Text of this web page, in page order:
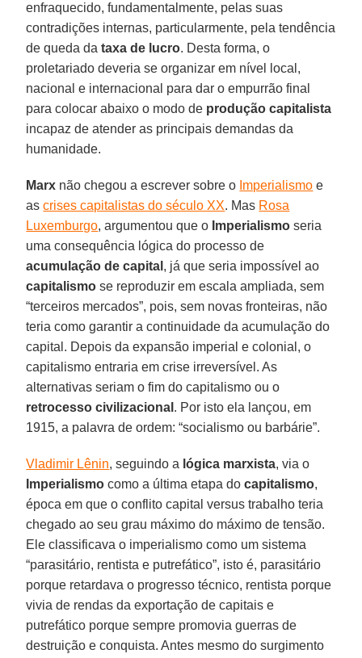
enfraquecido, fundamentalmente, pelas suas
contradições internas, particularmente, pela tendência
de queda dataxa de lucro. Desta forma, o
proletariado deveria se organizar em nível local,
nacional e internacional para dar o empurrão final
para colocar abaixo o modo de produção capitalista
incapaz de atender as principais demandas da
humanidade.
Marx não chegou a escrever sobre o Imperialismo e
ascrises capitalistas do século XX. Mas Rosa
Luxemburgo, argumentou que o Imperialismo seria
uma consequência lógica do processo de
acumulação de capital , já que seria impossível ao
capitalismo se reproduzir em escala ampliada, sem
“terceiros mercados”, pois, sem novas fronteiras, não
teria como garantir a continuidade da acumulação do
capital. Depois da expansão imperial e colonial, o
capitalismo entraria em crise irreversível. As
alternativas seriam o fim do capitalismo ou o
retrocesso civilizacional . Por isto ela lançou, em
1915, a palavra de ordem: “socialismo ou barbárie”.
Vladimir Lênin, seguindo a lógica marxista, via o
Imperialismo como a última etapa do capitalismo,
época em que o conflito capital versus trabalho teria
chegado ao seu grau máximo do máximo de tensão.
Ele classificava o imperialismo como um sistema
“parasitário, rentista e putrefático”, isto é, parasitário
porque retardava o progresso técnico, rentista porque
vivia de rendas da exportação de capitais e
putrefático porque sempre promovia guerras de
destruição e conquista. Antes mesmo do surgimento